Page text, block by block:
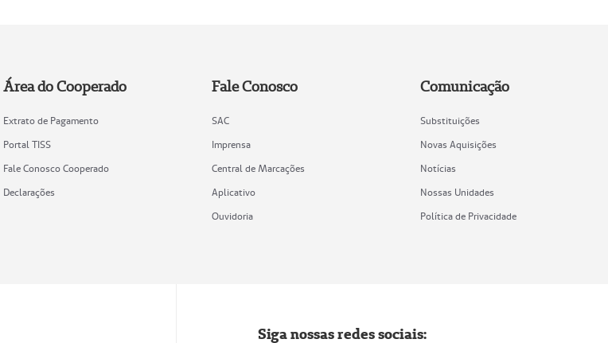
Área do Cooperado
Extrato de Pagamento
Portal TISS
Fale Conosco Cooperado
Declarações
Fale Conosco
SAC
Imprensa
Central de Marcações
Aplicativo
Ouvidoria
Comunicação
Substituições
Novas Aquisições
Notícias
Nossas Unidades
Política de Privacidade
Siga nossas redes sociais: